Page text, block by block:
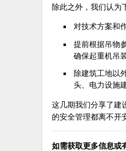
除此之外，我们认为
对技术方案和
提前根据吊物
确保起重机吊
除建筑工地以
头、电力设施
这几期我们分享了建
的安全管理都离不开
如需获取更多信息或